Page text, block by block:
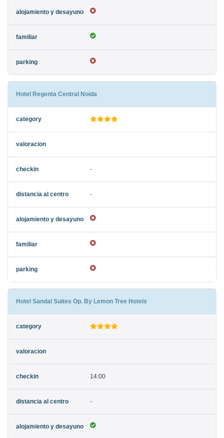
Hotel Regenta Central Noida
-
-
Hotel Sandal Suites Op. By Lemon Tree Hotels
14:00
-